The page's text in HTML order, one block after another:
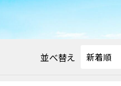
並べ替え